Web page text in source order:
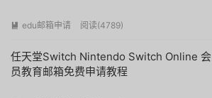
 edu邮箱申请 阅读(4789)
任天堂Switch Nintendo Switch Online 会
员教育邮箱免费申请教程